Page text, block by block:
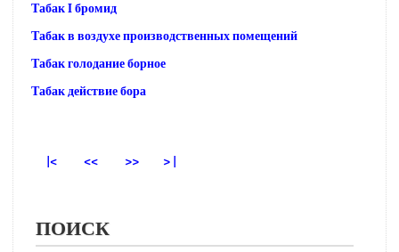
Табак I бромид
Табак в воздухе производственных помещений
Табак голодание борное
Табак действие бора
|< << >> > |
ПОИСК